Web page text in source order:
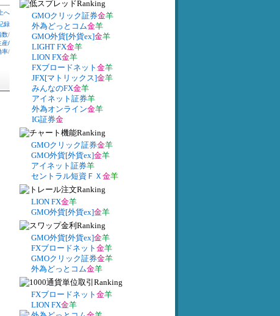
へ
録
数/
産/
率/
GMOクリック証券金羊
外為どっとコム金羊
GMO外貨[外貨ex]金羊
LIGHT FX金羊
LION FX金羊
FXブロードネット 金羊
JFX[マトリックス]金羊
みんなのFX金羊
アイネット証券羊
外為オンライン金羊
IG証券金
GMOクリック証券金羊
GMO外貨[外貨ex]金羊
アイネット証券羊
セントラル短資ＦＸ 金羊
LION FX金羊
GMO外貨[外貨ex]金羊
GMO外貨[外貨ex]金羊
FXブロードネット 金羊
GMOクリック証券金羊
外為どっとコム金羊
FXブロードネット 金羊
LION FX金羊